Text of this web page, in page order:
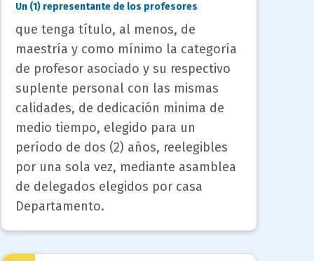
Un (1) representante de los profesores
que tenga título, al menos, de
maestría y como mínimo la categoría
de profesor asociado y su respectivo
suplente personal con las mismas
calidades, de dedicación minima de
medio tiempo, elegido para un
período de dos (2) años, reelegibles
por una sola vez, mediante asamblea
de delegados elegidos por casa
Departamento.